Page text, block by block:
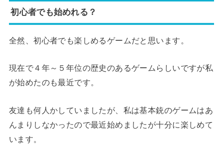
初心者でも始めれる？
全然、初心者でも楽しめるゲームだと思います。
現在で４年～５年位の歴史のあるゲームらしいですが私
が始めたのも最近です。
友達も何人かしていましたが、私は基本銃のゲームはあ
んまりしなかったので最近始めましたが十分に楽しめて
います。